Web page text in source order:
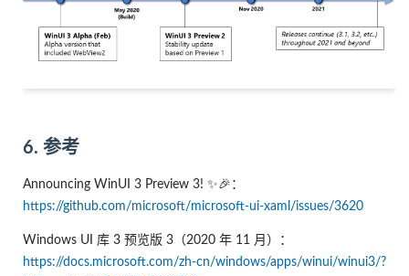
6. 参考
Announcing WinUI 3 Preview 3! ✨🎉：
https://github.com/microsoft/microsoft-ui-xaml/issues/3620
Windows UI 库 3 预览版 3（2020 年 11 月）：
https://docs.microsoft.com/zh-cn/windows/apps/winui/winui3/?